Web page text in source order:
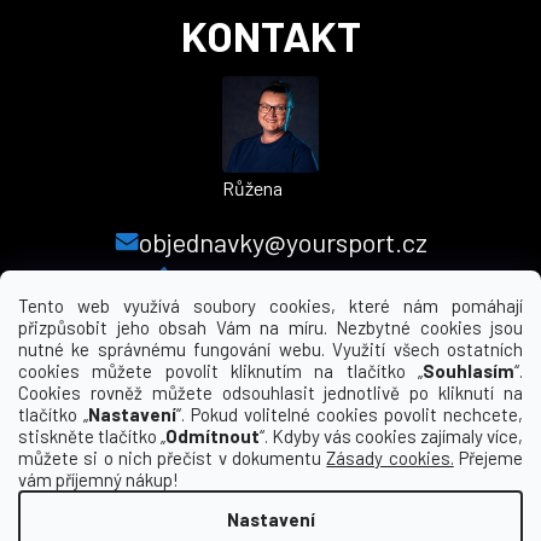
Tento web využívá soubory cookies, které nám pomáhají
přizpůsobit jeho obsah Vám na míru. Nezbytné cookies jsou
nutné ke správnému fungování webu. Využití všech ostatních
cookies můžete povolit kliknutím na tlačítko „Souhlasím“.
Cookies rovněž můžete odsouhlasit jednotlivě po kliknutí na
tlačítko „Nastavení“. Pokud volitelné cookies povolit nechcete,
stiskněte tlačítko „Odmítnout“. Kdyby vás cookies zajímaly více,
můžete si o nich přečíst v dokumentuZásady cookies. Přejeme
vám příjemný nákup!
Nastavení
KONTAKT
Růžena
objednavky@yoursport.cz
+420 224 250 000
MENU
INFORMACE PRO VÁS
KDE NÁS NAJDETE